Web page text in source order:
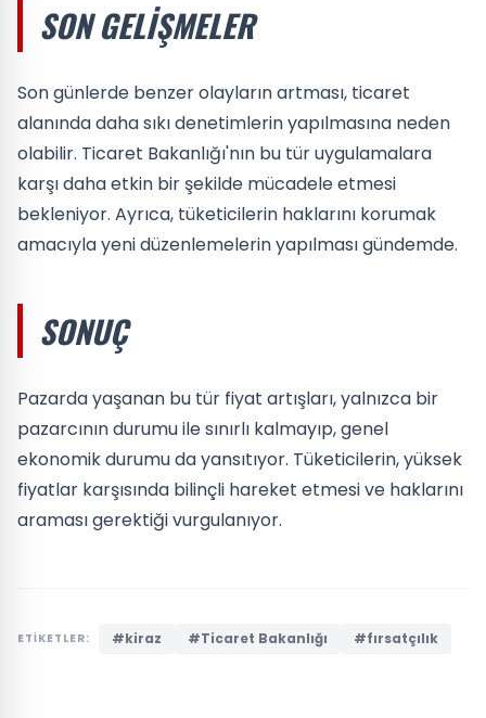
SON GELIŞMELER
Son günlerde benzer olayların artması, ticaret
alanında daha sıkı denetimlerin yapılmasına neden
olabilir. Ticaret Bakanlığı'nın bu tür uygulamalara
karşı daha etkin bir şekilde mücadele etmesi
bekleniyor. Ayrıca, tüketicilerin haklarını korumak
amacıyla yeni düzenlemelerin yapılması gündemde.
SONUÇ
Pazarda yaşanan bu tür fiyat artışları, yalnızca bir
pazarcının durumu ile sınırlı kalmayıp, genel
ekonomik durumu da yansıtıyor. Tüketicilerin, yüksek
fiyatlar karşısında bilinçli hareket etmesi ve haklarını
araması gerektiği vurgulanıyor.
ETİKETLER: #kiraz #Ticaret Bakanlığı #fırsatçılık